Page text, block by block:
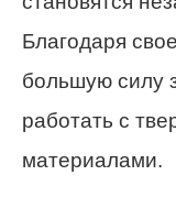
Благодаря
большую силу
работать с
материалами.